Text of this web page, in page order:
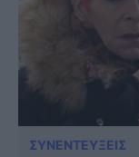
ΣΥΝΕΝΤΕΥΞΕΙΣ